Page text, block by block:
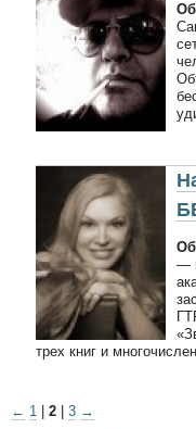
Об
Об
—
трех книг и
← 1 2 3 →